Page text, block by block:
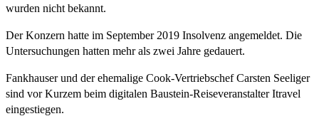
wurden nicht bekannt.
Der Konzern hatte im September 2019 Insolvenz angemeldet. Die
Untersuchungen hatten mehr als zwei Jahre gedauert.
Fankhauser und der ehemalige Cook-Vertriebschef Carsten Seeliger
sind vor Kurzem beim digitalen Baustein-Reiseveranstalter Itravel
eingestiegen.